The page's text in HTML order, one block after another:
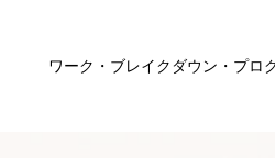
ワーク・ブレイクダウン・プロ